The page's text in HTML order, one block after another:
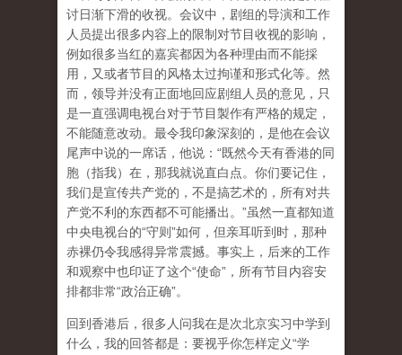
讨日渐下滑的收视。会议中，剧组的导演和工作
人员提出很多内容上的限制对节目收视的影响，
例如很多当红的嘉宾都因为各种理由而不能採
用，又或者节目的风格太过拘谨和形式化等。然
而，领导并没有正面地回应剧组人员的意见，只
是一直强调电视台对于节目製作有严格的规定，
不能随意改动。最令我印象深刻的，是他在会议
尾声中说的一席话，他说：“既然今天有香港的同
胞（指我）在，那我就说直白点。你们要记住，
我们是宣传共产党的，不是搞艺术的，所有对共
产党不利的东西都不可能播出。”虽然一直都知道
中央电视台的“守则”如何，但亲耳听到时，那种
赤裸仍令我感得异常震撼。事实上，后来的工作
和观察中也印证了这个“使命”，所有节目内容安
排都非常“政治正确”。
回到香港后，很多人问我在是次北京实习中学到
什么，我的回答都是：要视乎你怎样定义“学